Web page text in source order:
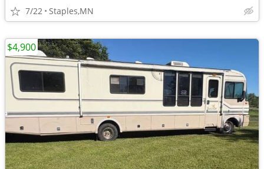
7/22 Staples,MN
$4,900